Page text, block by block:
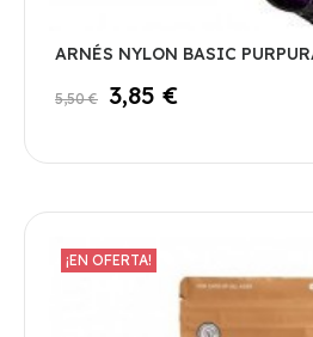
ARNÉS NYLON BASIC
5,50 € 3,85 €
¡EN OFERTA!